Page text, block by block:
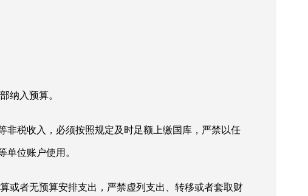
纳入预算。
非税收入，必须按照规定及时足额上缴国库，严禁以任
位账户使用。
或者无预算安排支出，严禁虚列支出、转移或者套取财